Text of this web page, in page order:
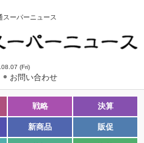
スーパーニュース
(Fri)
お問い合わせ
戦略 決算
新商品 販促